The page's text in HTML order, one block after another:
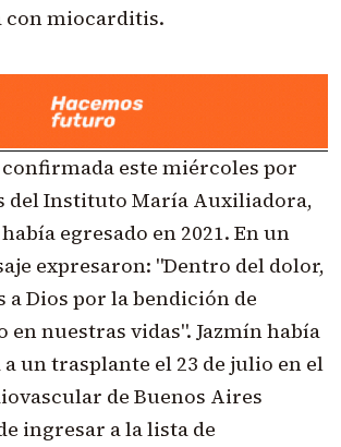
con miocarditis.
este miércoles por
del Instituto María Auxiliadora,
egresado en 2021. En un
expresaron: "Dentro del dolor,
a Dios por la bendición de
en nuestras vidas". Jazmín había
un trasplante el 23 de julio en el
de Buenos Aires
ingresar a la lista de